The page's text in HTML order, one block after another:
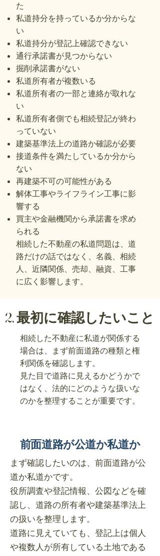
た
私道持分を持っているか分からな
い
私道持分が登記上確認できない
通行承諾書が見つからない
掘削承諾書がない
私道所有者が複数いる
私道所有者の一部と連絡が取れな
い
私道所有者側でも相続登記が終わ
っていない
建築基準法上の道路か確認が必要
接道条件を満たしているか分から
ない
再建築不可の可能性がある
解体工事やライフライン工事に影
響する
買主や金融機関から承諾書を求め
られる
相続した不動産の私道問題は、道
路だけの話ではなく、名義、相続
人、近隣関係、売却、融資、工事
に広く影響します。
2. 最初に確認したいこと
相続した不動産に私道が関係する
場合は、まず前面道路の種類と権
利関係を確認します。
見た目で道路に見えるかどうかで
はなく、法的にどのような扱いな
のかを整理することが重要です。
前面道路が公道か私道か
まず確認したいのは、前面道路が公
道か私道かです。
役所調査や登記情報、公図などを確
認し、道路の所有者や建築基準法上
の扱いを整理します。
道路に見えていても、登記上は個人
や複数人が所有している土地である